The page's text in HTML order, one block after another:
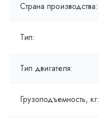
Страна производства:
Тип:
Тип двигателя:
Грузоподъемность, кг: